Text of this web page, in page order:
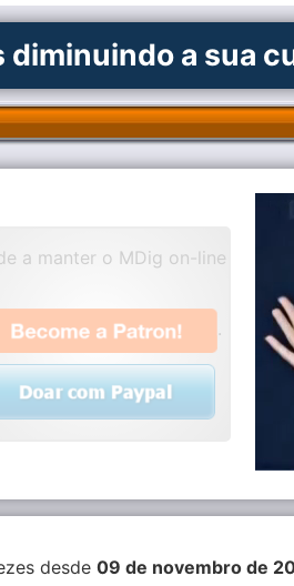
diminuindo a sua
a manter o MDig on-line
.
desde 09 de novembro de